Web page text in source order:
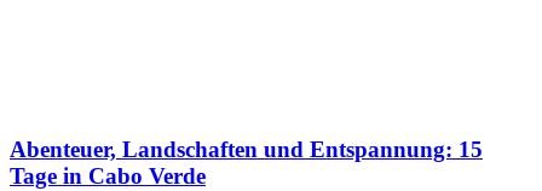
Abenteuer, Landschaften und Entspannung: 15
Tage in Cabo Verde